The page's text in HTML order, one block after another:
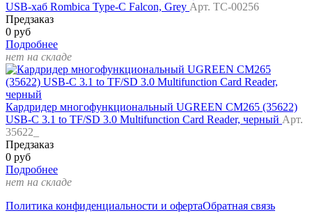
USB-хаб Rombica Type-C Falcon, Grey Арт. TC-00256
Предзаказ
0 руб
Подробнее
нет на складе
Кардридер многофункциональный UGREEN CM265 (35622)
USB-C 3.1 to TF/SD 3.0 Multifunction Card Reader, черный Арт.
35622_
Предзаказ
0 руб
Подробнее
нет на складе
Политика конфиденциальности и офертаОбратная связь